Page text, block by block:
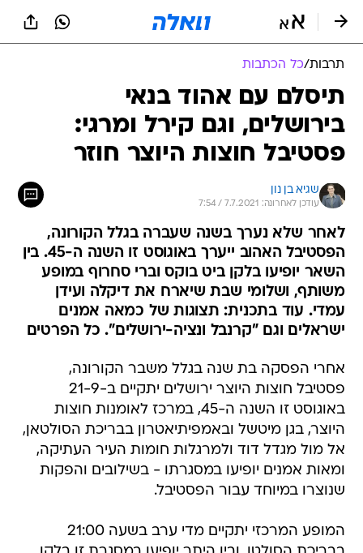
תרבות/כל הכתבות
תיסלם עם אהוד בנאי
בירושלים, וגם קירל ומרגי:
פסטיבל חוצות היוצר חוזר
שגיא בן נון
עודכן לאחרונה: 7.7.2021 / 7:54
לאחר שלא נערך בשנה שעברה בגלל הקורונה,
הפסטיבל האהוב ייערך באוגוסט זו השנה ה-45. בין
השאר יופיעו בלקן ביט בוקס וברי סחרוף במופע
משותף, ושלומי שבת שיארח את דיקלה ועידן
עמדי. עוד בתכנית: תצוגות של כמאה אמנים
ישראלים וגם "קרנבל ונציה-ירושלים". כל הפרטים
אחרי הפסקה בת שנה בגלל משבר הקורונה,
פסטיבל חוצות היוצר ירושלים יתקיים ב-21-9
באוגוסט זו השנה ה-45, במרכז לאומנות חוצות
היוצר, בגן מיטשל ובאמפיתיאטרון בבריכת הסולטאן,
אל מול מגדל דוד ולמרגלות חומות העיר העתיקה,
ומאות אמנים יופיעו במסגרתו - בשילובים והפקות
שנוצרו במיוחד עבור הפסטיבל.
המופע המרכזי יתקיים מדי ערב בשעה 21:00